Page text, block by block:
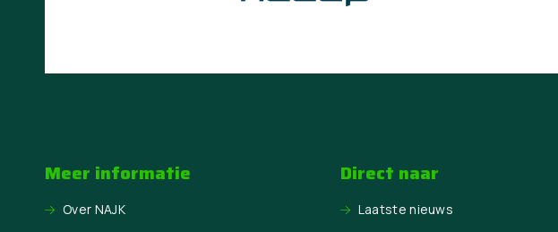
Meer informatie
Over NAJK
Direct naar
Laatste nieuws